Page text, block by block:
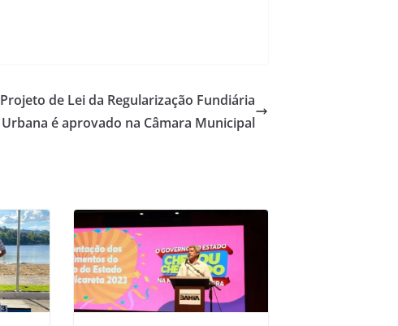
Projeto de Lei da Regularização Fundiária
Urbana é aprovado na Câmara Municipal